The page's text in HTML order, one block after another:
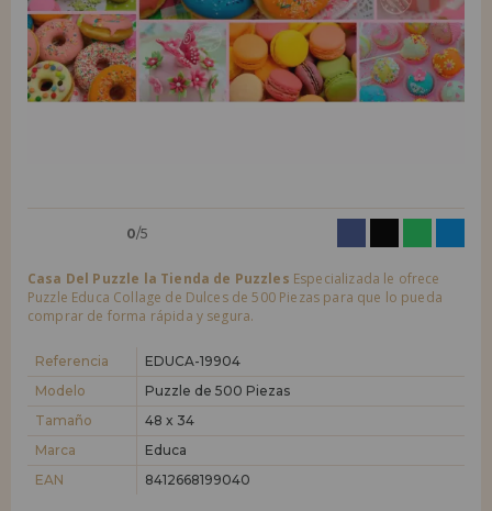
LIQUIDACIONES
INFORMACIÓN
Quiero registrarme como
nuevo cliente
Al crear una cuenta en casadelpuzzle.com podrás realizar tus compras
rápidamente en nuestra tienda virtual, revisar el estado de tus pedidos
nuevo distribuidor
¿Eres Profesional o Empresa?. ¿Quieres vender en tu negocio
condiciones de ventas con descuentos especiales para la distribución.
¡Adelante! Te estábamos esperando.
0/5
Casa Del Puzzle la Tienda de Puzzles Especializada le ofrece
Puzzle Educa Collage de Dulces de 500 Piezas para que lo pueda
comprar de forma rápida y segura.
Referencia
EDUCA-19904
Modelo
Puzzle de 500 Piezas
Tamaño
48 x 34
Marca
Educa
EAN
8412668199040